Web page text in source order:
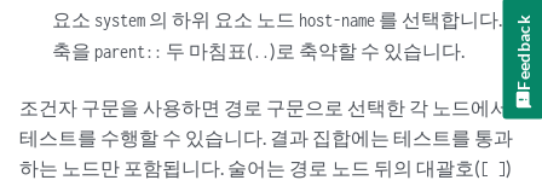
요소 system 의 하위 요소 노드 host-name 를 선택합니다.
축을parent:: 두 마침표(..)로 축약할 수 있습니다.
조건자 구문을 사용하면 경로 구문으로 선택한 각 노드에서
테스트를 수행할 수 있습니다. 결과 집합에는 테스트를 통과
하는 노드만 포함됩니다. 술어는 경로 노드 뒤의 대괄호([ ])
Feedback